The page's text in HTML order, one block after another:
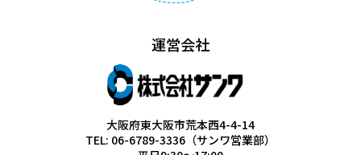
運営会社
大阪府東大阪市荒本西4-4-14
TEL: 06-6789-3336（サンワ営業部）